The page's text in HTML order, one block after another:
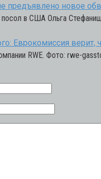
предъявлено новое
посол в США Ольга
Еврокомиссия верит,
RWE. Фото: rwe-